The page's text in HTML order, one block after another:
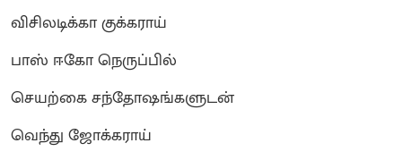
விசிலடிக்கா குக்கராய்
பாஸ் ஈகோ நெருப்பில்
செயற்கை சந்தோஷங்களுடன்
வெந்து ஜோக்கராய்